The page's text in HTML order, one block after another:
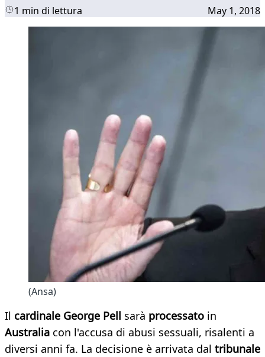
1 min di lettura May 1, 2018
(Ansa)
Il cardinale George Pell sarà processato in
Australia con l'accusa di abusi sessuali, risalenti a
diversi anni fa. La decisione è arrivata dal tribunale